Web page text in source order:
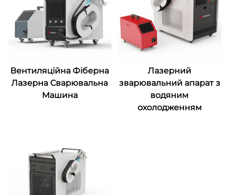
Вентиляційна Фіберна
Лазерна Сварювальна
Машина
Лазерний
зварювальний апарат з
водяним
охолодженням